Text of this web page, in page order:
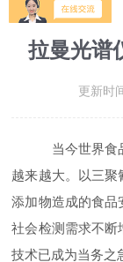
的应用
拉曼光谱
更新时
当今世界食
越来越大。以三聚
添加物造成的食品
社会检测需求不断
技术已成为当务之